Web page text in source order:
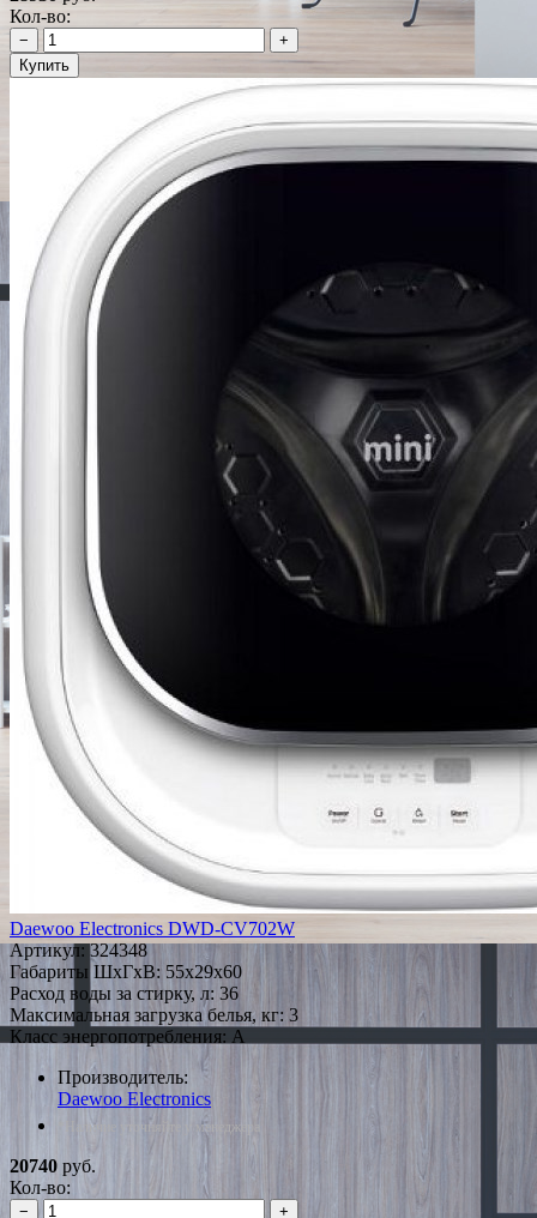
Кол-во:
−
+
Купить
Daewoo Electronics DWD-CV702W
Артикул:324348
Габариты ШxГxВ: 55x29x60
Расход воды за стирку, л: 36
Максимальная загрузка белья, кг: 3
Класс энергопотребления: A
Производитель:
Daewoo Electronics
*Наличие уточняйте у менеджера
20740 руб.
Кол-во:
− +